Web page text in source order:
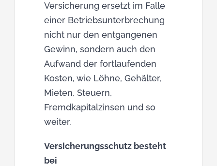
Versicherung ersetzt im Falle
einer Betriebsunterbrechung
nicht nur den entgangenen
Gewinn, sondern auch den
Aufwand der fortlaufenden
Kosten, wie Löhne, Gehälter,
Mieten, Steuern,
Fremdkapitalzinsen und so
weiter.
Versicherungsschutz besteht
bei